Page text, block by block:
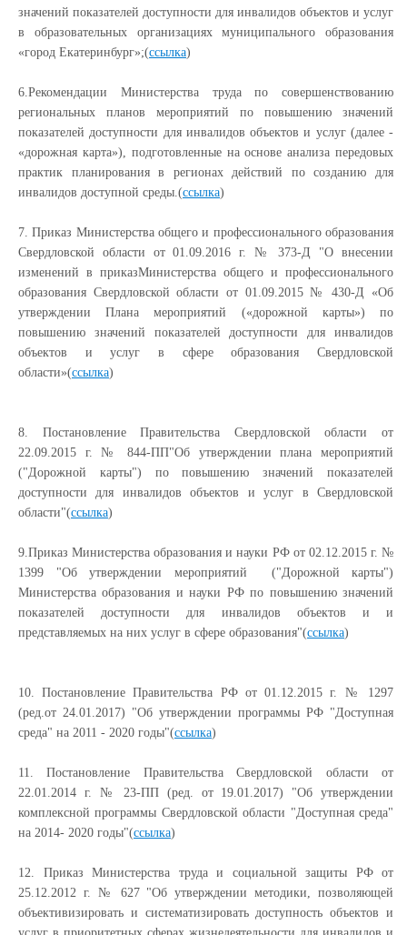
значений показателей доступности для инвалидов объектов и услуг
в образовательных организациях муниципального образования
«город Екатеринбург»;(ссылка)
6.Рекомендации Министерства трудапо совершенствованию
региональных планов мероприятий по повышению значений
показателей доступности для инвалидов объектов и услуг (далее -
«дорожная карта»), подготовленные на основе анализа передовых
практик планирования в регионах действий по созданию для
инвалидов доступной среды.(ссылка)
7. Приказ Министерства общего и профессионального образования
Свердловской области от 01.09.2016 г. № 373-Д "О внесении
изменений в приказМинистерства общего и профессионального
образования Свердловской области от 01.09.2015№ 430-Д «Об
утверждении Плана мероприятий («дорожной карты») по
повышению значений показателей доступности для инвалидов
объектов и услуг в сфере образования Свердловской
области»(ссылка)
8. Постановление Правительства Свердловской области от
22.09.2015 г. № 844-ПП"Об утверждении плана мероприятий
("Дорожной карты") по повышению значений показателей
доступности для инвалидов объектов и услуг в Свердловской
области"(ссылка)
9.Приказ Министерства образования и науки РФ от 02.12.2015 г. №
1399 "Об утверждении мероприятий
("Дорожной карты")
Министерства образования и науки РФ по повышению значений
показателей доступности для инвалидов объектов и и
представляемых на них услуг в сфере образования"(ссылка)
10. Постановление Правительства РФ от 01.12.2015 г. № 1297
(ред.от 24.01.2017) "Об утверждении программы РФ "Доступная
среда" на 2011 - 2020 годы"(ссылка)
11.Постановление Правительства Свердловской области от
22.01.2014 г. № 23-ПП (ред. от 19.01.2017) "Об утверждении
комплексной программы Свердловской области "Доступная среда"
на 2014- 2020 годы"(ссылка)
12. Приказ Министерства труда и социальной защиты РФ от
25.12.2012 г. № 627"Об утверждении методики, позволяющей
объективизировать и систематизировать доступность объектов и